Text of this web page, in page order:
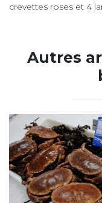
crevettes roses et 4
Autres